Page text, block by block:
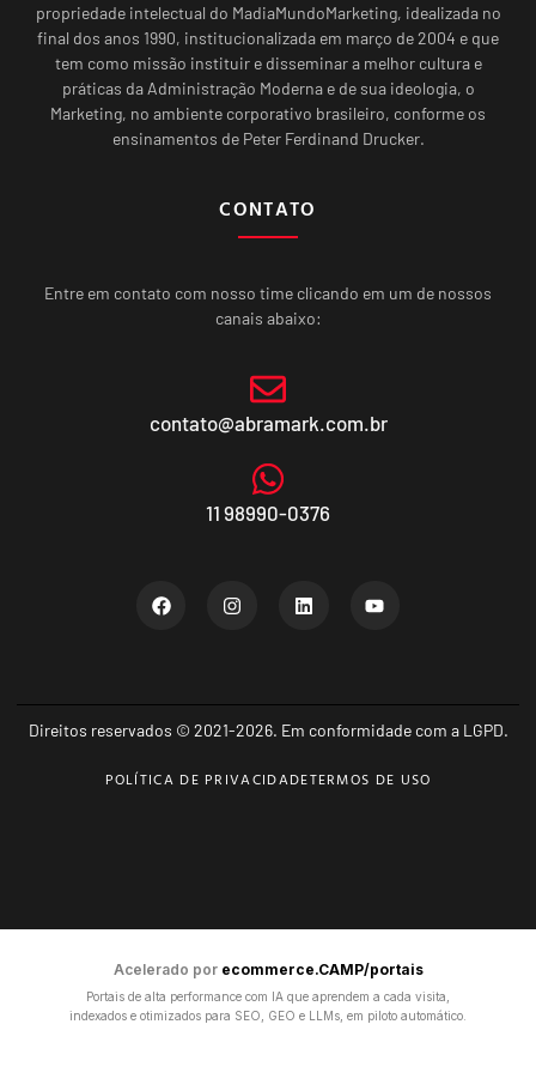
propriedade intelectual do MadiaMundoMarketing, idealizada no
final dos anos 1990, institucionalizada em março de 2004 e que
tem como missão instituir e disseminar a melhor cultura e
práticas da Administração Moderna e de sua ideologia, o
Marketing, no ambiente corporativo brasileiro, conforme os
ensinamentos de Peter Ferdinand Drucker.
CONTATO
Entre em contato com nosso time clicando em um de nossos
canais abaixo:
contato@abramark.com.br
11 98990-0376
Direitos reservados © 2021-2026. Em conformidade com a LGPD.
POLÍTICA DE PRIVACIDADETERMOS DE USO
Acelerado por ecommerce.CAMP/portais
Portais de alta performance com IA que aprendem a cada visita,
indexados e otimizados para SEO, GEO e LLMs, em piloto automático.